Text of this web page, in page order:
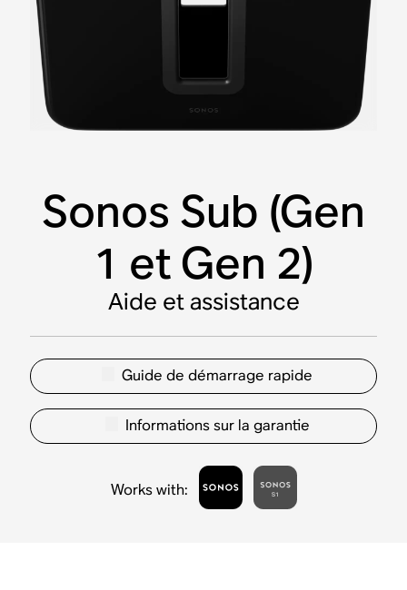
Sonos Sub (Gen
1 et Gen 2)
Aide et assistance
Guide de démarrage rapide
Informations sur la garantie
Works with: